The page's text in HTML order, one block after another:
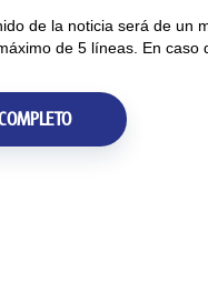
de la noticia será de un
de 5 líneas. En